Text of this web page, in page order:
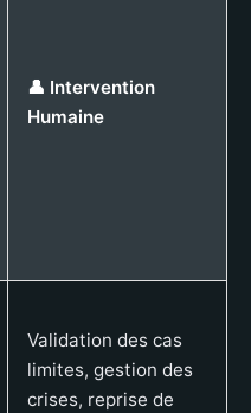
👤 Intervention
Humaine
Validation des cas
limites, gestion des
crises, reprise de